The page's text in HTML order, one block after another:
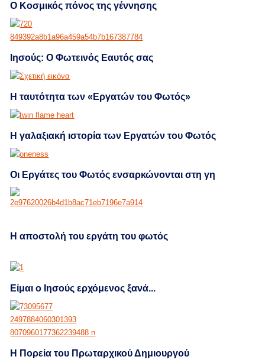
Ο Κοσμικός πόνος της γέννησης
Ιησούς: Ο Φωτεινός Εαυτός σας
Η ταυτότητα των «Εργατών του Φωτός»
Η γαλαξιακή ιστορία των Εργατών του Φωτός
Οι Εργάτες του Φωτός ενσαρκώνονται στη γη
H αποστολή του εργάτη του φωτός
Είμαι ο Ιησούς ερχόμενος ξανά...
Η Πορεία του Πρωταρχικού Δημιουργού